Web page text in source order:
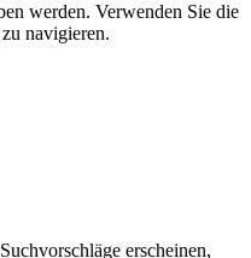
werden. Verwenden Sie die
navigieren.
Suchvorschläge erscheinen,